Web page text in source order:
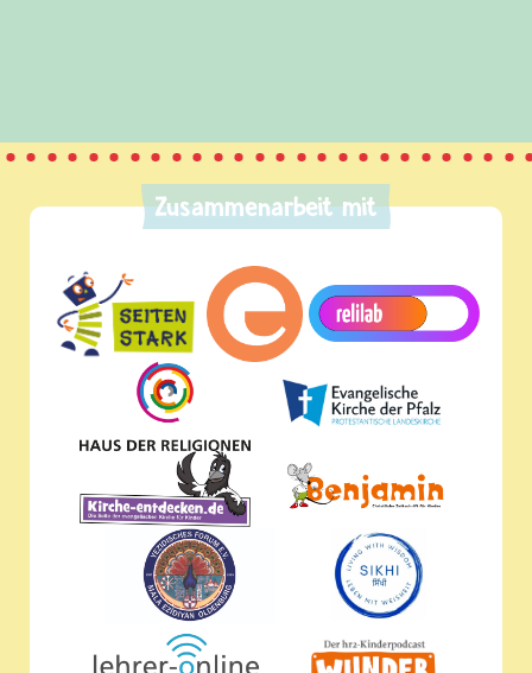
Zusammenarbeit mit